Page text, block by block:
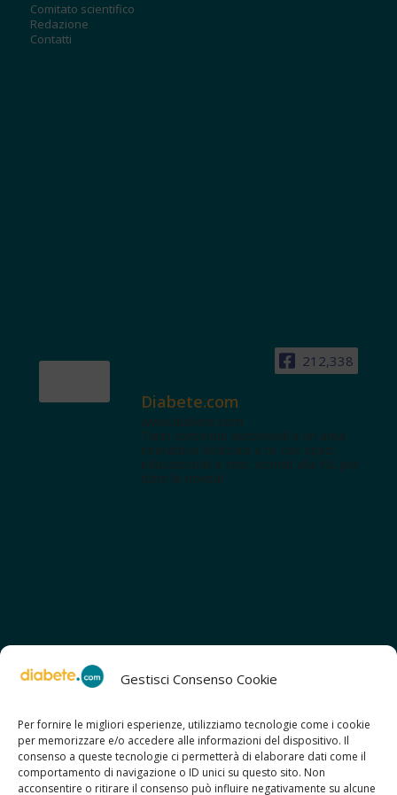
Gestisci Consenso Cookie
Per fornire le migliori esperienze, utilizziamo tecnologie come i cookie
per memorizzare e/o accedere alle informazioni del dispositivo. Il
consenso a queste tecnologie ci permetterà di elaborare dati come il
comportamento di navigazione o ID unici su questo sito. Non
acconsentire o ritirare il consenso può influire negativamente su alcune
Comitato scientifico
Redazione
Contatti
212,338
Diabete.com
www.diabete.com
Tanti contenuti autorevoli e un'area
interattiva dedicata a te con spazi
educazionali e test. Iscriviti alla NL per
tutte le novità!
SCOPRI ANCHE:
> ilmiodiabete.com
> casadiabete.it